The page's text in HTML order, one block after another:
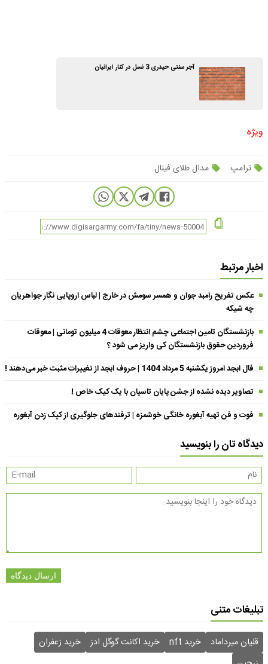
آجر سنتی حیدری 3 نسل در کنار ایرانیان
ویژه
ترامپ مدال طلای فینال
اخبار مرتبط
عکس تفریح رامبد جوان و همسر سومش در خارج | لباس اروپایی نگار جواهریان
چه شیکه
بازنشستگان تامین اجتماعی چشم انتظار معوقات 4 میلیون تومانی | معوقات
فروردین حقوق بازنشستگان کی واریز می شود ؟
فال ابجد امروز یکشنبه 5 مرداد 1404 | حروف ابجد از تغییرات مثبت خبر می‌دهند !
تصاویر دیده نشده از جشن پایان تاسیان با یک کیک خاص !
فوت و فن تهیه آبغوره خانگی خوشمزه | ترفندهای جلوگیری از کپک زدن آبغوره
دیدگاه تان را بنویسید
ارسال دیدگاه
تبلیغات متنی
قلیان میرداماد خرید nft خرید اکانت گوگل ادز
خرید زعفران